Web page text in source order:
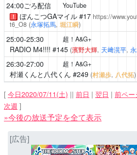
24:00ごろ配信 YouTube
！ ぽんこつGAマイル#17 https://
t6_O8 (永塚拓馬, 堀江瞬)
25:00-25:30 超！A&G+
RADIO M4!!!! #145 (濱野大輝, 天﨑滉平,
26:30-27:00 超！A&G+
村瀬くんと八代くん #249 (村瀬歩, 八代拓)
[ 今日2020/07/11(土) || 前日 | 翌日 | 前ペー
次週 ]
»今後の放送予定を全て表示
[広告]